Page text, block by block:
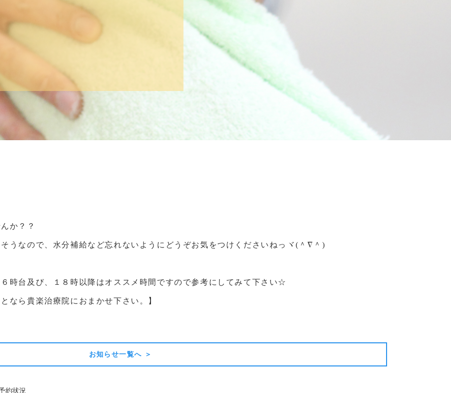
か？？
うなので、水分補給など忘れないようにどうぞお気をつけくださいねっヾ(＾∇＾)
時台及び、１８時以降はオススメ時間ですので参考にしてみて下さい☆
なら貴楽治療院におまかせ下さい。】
お知らせ一覧へ ＞
約状況